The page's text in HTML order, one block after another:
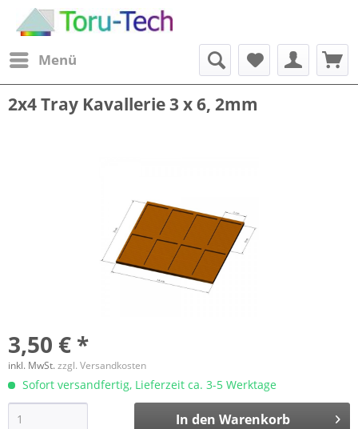
Menü
2x4 Tray Kavallerie 3 x 6, 2mm
3,50 € *
inkl. MwSt.zzgl. Versandkosten
Sofort versandfertig, Lieferzeit ca. 3-5 Werktage
In den Warenkorb